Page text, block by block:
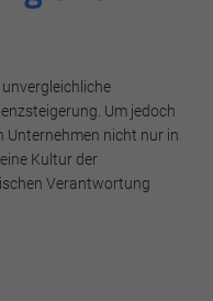
Um jedoch
Unternehmen nicht nur in
Kultur der
Verantwortung